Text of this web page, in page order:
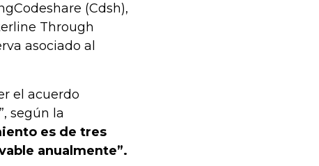
(Cdsh),
Through
asociado al
el acuerdo
según la
es de tres
anualmente”.